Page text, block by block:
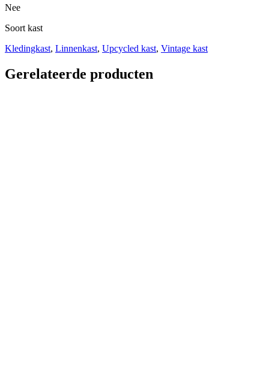
Nee
Soort kast
Kledingkast, Linnenkast, Upcycled kast, Vintage kast
Gerelateerde producten